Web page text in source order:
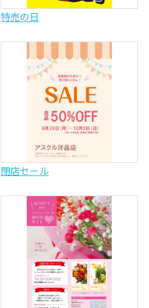
特売の日
閉店セール